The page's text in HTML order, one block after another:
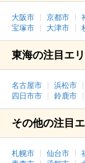
大阪市 京都市
宝塚市
大津市
東海の注目エ
名古屋市 浜松市
四日市市
鈴鹿市
その他の注目
札幌市 仙台市